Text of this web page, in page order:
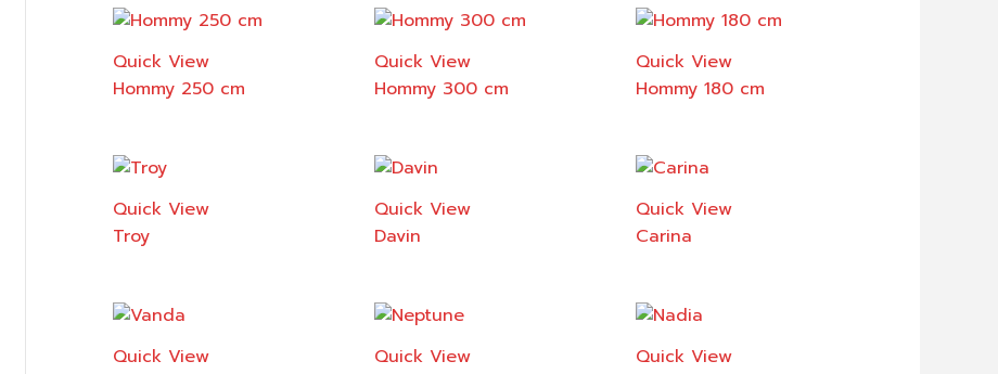
Quick View
Hommy 250 cm
Quick View
Hommy 300 cm
Quick View
Hommy 180 cm
Quick View
Troy
Quick View
Davin
Quick View
Carina
Quick View
Quick View
Quick View